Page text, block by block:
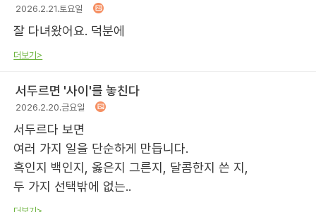
2026.2.21.토요일
잘 다녀왔어요. 덕분에
더보기>
서두르면 '사이'를 놓친다
2026.2.20.금요일
서두르다 보면
여러 가지 일을 단순하게 만듭니다.
흑인지 백인지, 옳은지 그른지, 달콤한지 쓴 지,
두 가지 선택밖에 없는..